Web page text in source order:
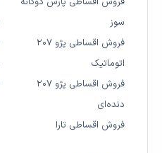
سوز
فروش اقساطی پژو ۲۰۷
اتوماتیک
فروش اقساطی پژو ۲۰۷
دنده‌ای
فروش اقساطی تارا